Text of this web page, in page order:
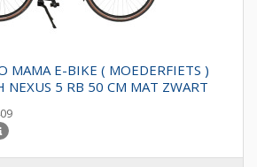
MAMA E-BIKE ( MOEDERFIETS )
5 RB 50 CM MAT ZWART